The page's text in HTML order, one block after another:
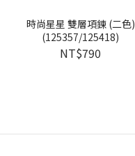
時尚星星 雙層項鍊 (二色)
(125357/125418)
NT$790